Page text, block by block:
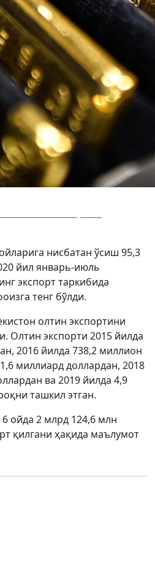
нисбатан ўсиш 95,3
йил январь-июль
экспорт таркибида
тенг бўлди.
олтин экспортини
Олтин экспорти 2015 йилда
2016 йилда 738,2 миллион
миллиард доллардан, 2018
ва 2019 йилда 4,9
ташкил этган.
6 ойда 2 млрд 124,6 млн
қилгани ҳақида маълумот